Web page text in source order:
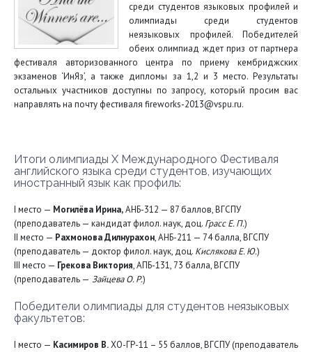
среди студентов языковых профилей и
олимпиады среди студентов
неязыковых профилей. Победителей
обеих олимпиад ждет приз от партнера
фестиваля авторизованного центра по приему кембриджских
экзаменов ‘ИнЯз’, а также дипломы за 1,2 и 3 место. Результаты
остальных участников доступны по запросу, который просим вас
направлять на почту фестиваля fireworks-2013@vspu.ru.
Итоги олимпиады X Международного Фестиваля
английского языка среди студентов, изучающих
иностранный язык как профиль:
I место — Могилёва Ирина,АНБ-312 — 87 баллов, ВГСПУ
(преподаватель — кандидат филол. наук, доц. Грасс Е. П.)
II место — Рахмонова Дилнурахон, АНБ-211 — 74 балла, ВГСПУ
(преподаватель — доктор филол. наук, доц. Кислякова Е. Ю.)
III место — Грекова Виктория, АПБ-131, 73 балла, ВГСПУ
(преподаватель — Зайцева О. Р.)
Победители олимпиады для студентов неязыковых
факультетов:
I место — Касимиров В.ХО-ГР-11 – 55 баллов, ВГСПУ (преподаватель